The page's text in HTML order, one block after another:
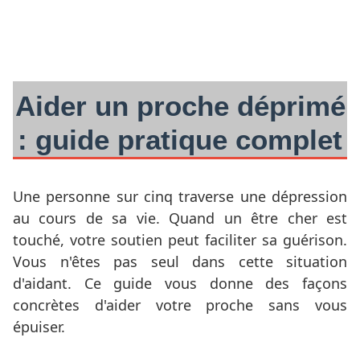
Aider un proche déprimé
: guide pratique complet
Une personne sur cinq traverse une dépression
au cours de sa vie. Quand un être cher est
touché, votre soutien peut faciliter sa guérison.
Vous n'êtes pas seul dans cette situation
d'aidant. Ce guide vous donne des façons
concrètes d'aider votre proche sans vous
épuiser.